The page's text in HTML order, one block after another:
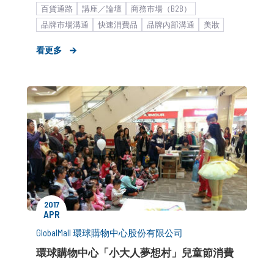
百貨通路 講座／論壇
商務市場（B2B）
品牌市場溝通
快速消費品 品牌內部溝通
美妝
看更多
2017
APR
GlobalMall 環球購物中心股份有限公司
環球購物中心「小大人夢想村」兒童節消費